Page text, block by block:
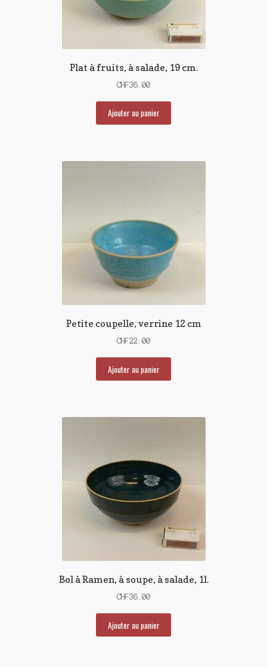
Plat à fruits, à salade, 19 cm.
CHF36.00
Ajouter au panier
Petite coupelle, verrine 12 cm
CHF22.00
Ajouter au panier
Bol à Ramen, à soupe, à salade, 1l.
CHF36.00
Ajouter au panier